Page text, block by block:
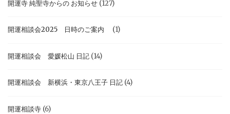
開運寺 純聖寺からの お知らせ (127)
開運相談会2025 日時のご案内 (1)
開運相談会 愛媛松山 日記 (14)
開運相談会 新横浜・東京八王子 日記 (4)
開運相談寺 (6)